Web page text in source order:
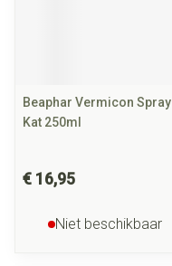
Beaphar Vermicon Spray
Kat 250ml
€ 16,95
Niet beschikbaar